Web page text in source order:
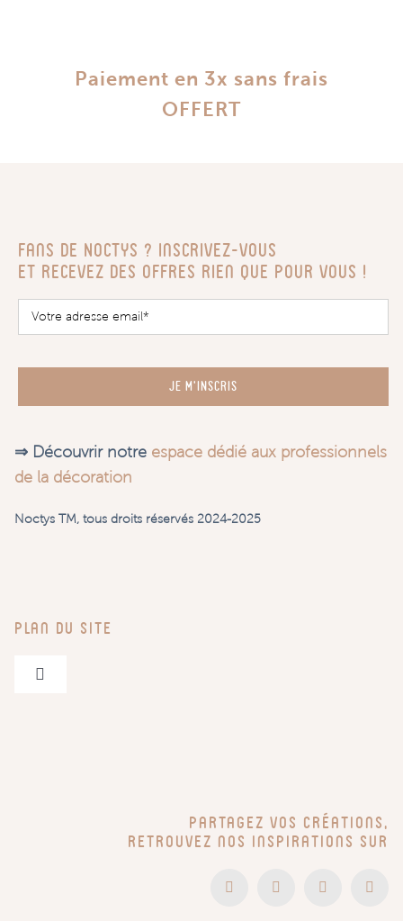
Paiement en 3x sans frais
OFFERT
Fans de Noctys ? Inscrivez-vous
Et recevez des offres rien que pour vous !
JE M'INSCRIS
⇒ Découvrir notre espace dédié aux professionnels
de la décoration
Noctys TM, tous droits réservés 2024-2025
Plan du site
Navigation
Partagez vos créations,
retrouvez nos inspirations sur